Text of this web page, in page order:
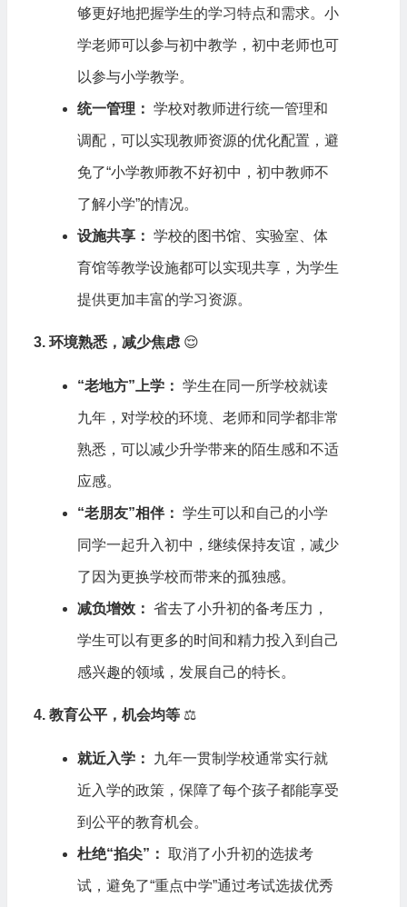
够更好地把握学生的学习特点和需求。小
学老师可以参与初中教学，初中老师也可
以参与小学教学。
统一管理： 学校对教师进行统一管理和
调配，可以实现教师资源的优化配置，避
免了“小学教师教不好初中，初中教师不
了解小学”的情况。
设施共享： 学校的图书馆、实验室、体
育馆等教学设施都可以实现共享，为学生
提供更加丰富的学习资源。
3. 环境熟悉，减少焦虑😌
“老地方”上学： 学生在同一所学校就读
九年，对学校的环境、老师和同学都非常
熟悉，可以减少升学带来的陌生感和不适
应感。
“老朋友”相伴： 学生可以和自己的小学
同学一起升入初中，继续保持友谊，减少
了因为更换学校而带来的孤独感。
减负增效： 省去了小升初的备考压力，
学生可以有更多的时间和精力投入到自己
感兴趣的领域，发展自己的特长。
4. 教育公平，机会均等⚖️
就近入学： 九年一贯制学校通常实行就
近入学的政策，保障了每个孩子都能享受
到公平的教育机会。
杜绝“掐尖”： 取消了小升初的选拔考
试，避免了“重点中学”通过考试选拔优秀